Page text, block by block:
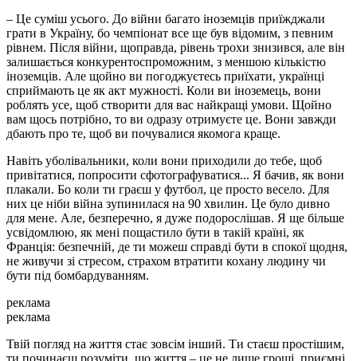
– Це суміш усього. До війни багато іноземців приїжджали
грати в Україну, бо чемпіонат все ще був відомим, з певним
рівнем. Після війни, щоправда, рівень трохи знизився, але він
залишається конкурентоспроможним, з меншою кількістю
іноземців. Але щойно ви погоджуєтесь приїхати, українці
сприймають це як акт мужності. Коли ви іноземець, вони
роблять усе, щоб створити для вас найкращі умови. Щойно
вам щось потрібно, то ви одразу отримуєте це. Вони завжди
дбають про те, щоб ви почувалися якомога краще.
Навіть уболівальники, коли вони приходили до тебе, щоб
привітатися, попросити сфотографуватися... Я бачив, як вони
плакали. Бо коли ти граєш у футбол, це просто весело. Для
них це ніби війна зупинилася на 90 хвилин. Це було дивно
для мене. Але, безперечно, я дуже подорослішав. Я ще більше
усвідомлюю, як мені пощастило бути в такій країні, як
Франція: безпечній, де ти можеш справді бути в спокої щодня,
не живучи зі стресом, страхом втратити кохану людину чи
бути під бомбардуванням.
реклама
реклама
Твій погляд на життя стає зовсім інший. Ти стаєш простішим,